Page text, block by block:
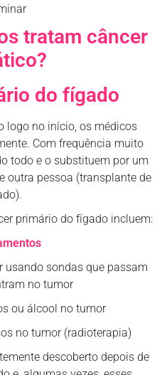
tratam câncer
do fígado
logo no início, os médicos
Com frequência muito
todo e o substituem por um
outra pessoa (transplante de
primário do fígado incluem:
usando sondas que passam
no tumor
ou álcool no tumor
no tumor (radioterapia)
descoberto depois de